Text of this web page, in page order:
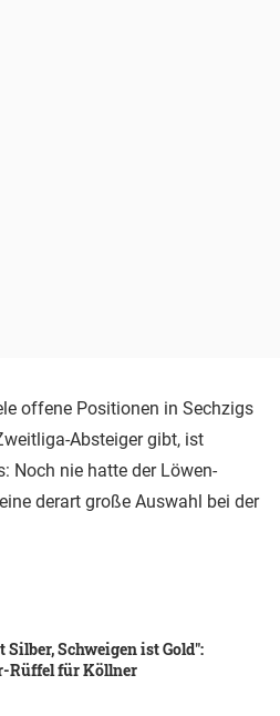
offene Positionen in Sechzigs
Absteiger gibt, ist
Noch nie hatte der Löwen-
derart große Auswahl bei der
Silber, Schweigen ist Gold":
Rüffel für Köllner